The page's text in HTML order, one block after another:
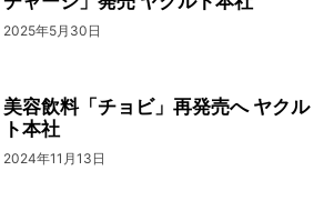
2025年5月30日
美容飲料「チョビ」再発売へ ヤクル
ト本社
2024年11月13日